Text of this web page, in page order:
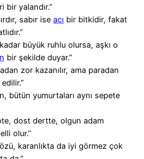
bir yalandır.”
sabır ise acı bir bitkidir, fakat
büyük ruhlu olursa, aşkı o
bir şekilde duyar.”
zor kazanılır, ama paradan
bütün yumurtaları aynı sepete
dost dertte, olgun adam
olur.”
karanlıkta da iyi görmez çok